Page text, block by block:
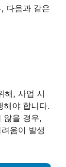
다음과 같은
해, 사업 시
해야 합니다.
않을 경우,
움이 발생